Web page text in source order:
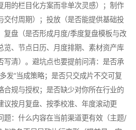
用的栏目化方案而非单次灵感）；制作
交付周期）；投放（是否能提供基础投
复盘（是否形成月度/季度复盘模板与改
览、节点日历、月度排期、素材资产库
写清）。避坑点也要提前问清：是否承
发”当成策略；是否只交成片不交可复
合规与授权；是否缺少对你所在行业的
议按月复盘、按季校准、年度滚动更
题：什么内容在当前渠道更有效（主题/